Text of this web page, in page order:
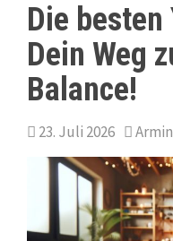
Die
Dein Weg
Balance!
23. Juli 2026